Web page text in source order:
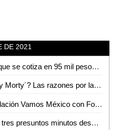
DE 2021
La moneda conmemorativa que se cotiza en 95 mil pesos en línea
¿Por qué deberías ver´Rick y Morty´? Las razones por las que a todos les gusta esta serie
Martha Sahagún revive Fundación Vamos México con Foro altruista
Policías estatales detienen a tres presuntos minutos después de haber robado en una televisora